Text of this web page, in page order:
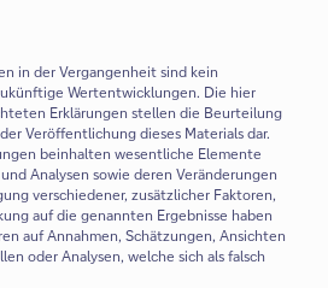
in der Vergangenheit sind kein
Wertentwicklungen. Die hier
Erklärungen stellen die Beurteilung
Veröffentlichung dieses Materials dar.
beinhalten wesentliche Elemente
Analysen sowie deren Veränderungen
verschiedener, zusätzlicher Faktoren,
auf die genannten Ergebnisse haben
auf Annahmen, Schätzungen, Ansichten
oder Analysen, welche sich als falsch